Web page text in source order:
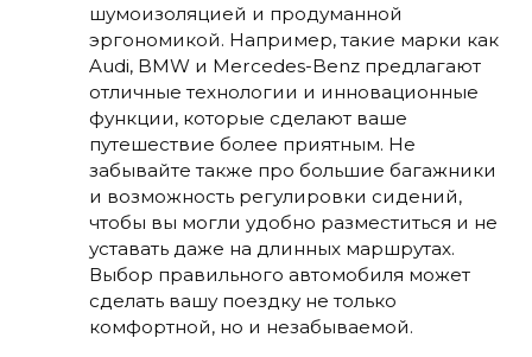
шумоизоляцией и продуманной
эргономикой. Например, такие марки как
Audi, BMW и Mercedes-Benz предлагают
отличные технологии и инновационные
функции, которые сделают ваше
путешествие более приятным. Не
забывайте также про большие багажники
и возможность регулировки сидений,
чтобы вы могли удобно разместиться и не
уставать даже на длинных маршрутах.
Выбор правильного автомобиля может
сделать вашу поездку не только
комфортной, но и незабываемой.